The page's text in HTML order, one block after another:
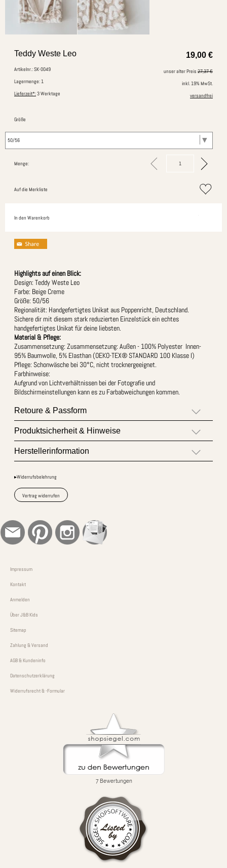
19,00 €
Teddy Weste Leo
Artikelnr.: SK-0049
Lagermenge: 1
Lieferzeit*:3 Werktage
unser alter Preis 27,37 €
inkl. 19% MwSt.
versandfrei
Größe
Menge:
Auf die Merkliste
In den Warenkorb
Highlights auf einen Blick:
Design: Teddy Weste Leo
Farbe: Beige Creme
Größe: 50/56
Regionalität: Handgefertigtes Unikat aus Poppenricht, Deutschland.
Sichere dir mit diesem stark reduzierten Einzelstück ein echtes
handgefertigtes Unikat für deine liebsten.
Material & Pflege:
Zusammensetzung: Zusammensetzung: Außen - 100% Polyester Innen-
95% Baumwolle, 5% Elasthan (OEKO-TEX® STANDARD 100 Klasse I)
Pflege: Schonwäsche bei 30°C, nicht trocknergeeignet.
Farbhinweise:
Aufgrund von Lichtverhältnissen bei der Fotografie und
Bildschirmeinstellungen kann es zu Farbabweichungen kommen.
Retoure & Passform
Produktsicherheit & Hinweise
Herstellerinformation
▸Widerrufsbelehrung
Vertrag widerrufen
Impressum
Kontakt
Anmelden
Über J&B Kids
Sitemap
Zahlung & Versand
AGB & Kundeninfo
Datenschutzerklärung
Widerrufsrecht & -Formular